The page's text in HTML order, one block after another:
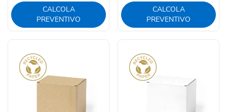
CALCOLA
PREVENTIVO
CALCOLA
PREVENTIVO